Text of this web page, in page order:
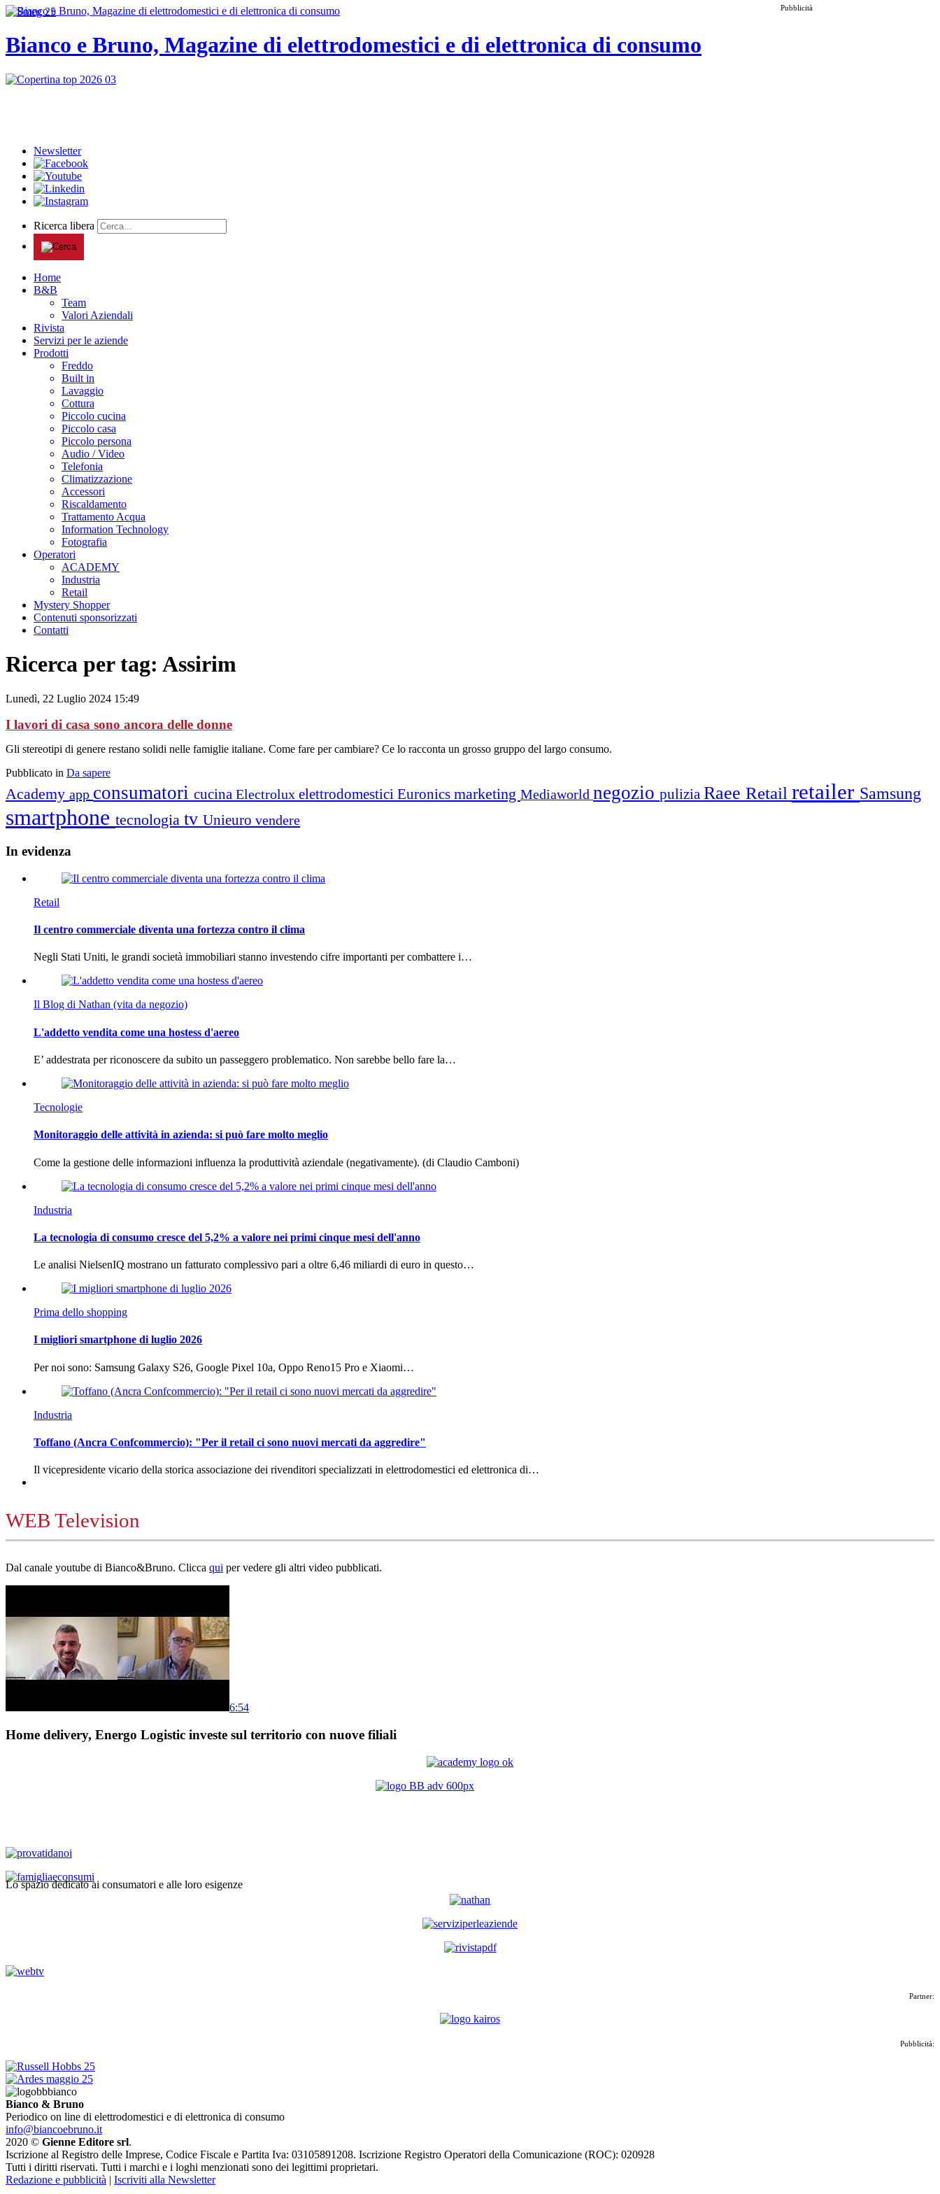
Pubblicità
Bianco e Bruno, Magazine di elettrodomestici e di elettronica di consumo
Newsletter
Ricerca libera
Home
B&B
Team
Valori Aziendali
Rivista
Servizi per le aziende
Prodotti
Freddo
Built in
Lavaggio
Cottura
Piccolo cucina
Piccolo casa
Piccolo persona
Audio / Video
Telefonia
Climatizzazione
Accessori
Riscaldamento
Trattamento Acqua
Information Technology
Fotografia
Operatori
ACADEMY
Industria
Retail
Mystery Shopper
Contenuti sponsorizzati
Contatti
Ricerca per tag: Assirim
Lunedì, 22 Luglio 2024 15:49
I lavori di casa sono ancora delle donne
Gli stereotipi di genere restano solidi nelle famiglie italiane. Come fare per cambiare? Ce lo racconta un grosso gruppo del largo consumo.
Pubblicato in Da sapere
Academy app consumatori cucina Electrolux elettrodomestici Euronics marketing Mediaworld negozio pulizia Raee Retail retailer Samsung
smartphone tecnologia tv Unieuro vendere
In evidenza
Retail
Il centro commerciale diventa una fortezza contro il clima
Negli Stati Uniti, le grandi società immobiliari stanno investendo cifre importanti per combattere i…
Il Blog di Nathan (vita da negozio)
L'addetto vendita come una hostess d'aereo
E’ addestrata per riconoscere da subito un passeggero problematico. Non sarebbe bello fare la…
Tecnologie
Monitoraggio delle attività in azienda: si può fare molto meglio
Come la gestione delle informazioni influenza la produttività aziendale (negativamente). (di Claudio Camboni)
Industria
La tecnologia di consumo cresce del 5,2% a valore nei primi cinque mesi dell'anno
Le analisi NielsenIQ mostrano un fatturato complessivo pari a oltre 6,46 miliardi di euro in questo…
Prima dello shopping
I migliori smartphone di luglio 2026
Per noi sono: Samsung Galaxy S26, Google Pixel 10a, Oppo Reno15 Pro e Xiaomi…
Industria
Toffano (Ancra Confcommercio): "Per il retail ci sono nuovi mercati da aggredire"
Il vicepresidente vicario della storica associazione dei rivenditori specializzati in elettrodomestici ed elettronica di…
WEB Television
Dal canale youtube di Bianco&Bruno. Clicca qui per vedere gli altri video pubblicati.
6:54
Home delivery, Energo Logistic investe sul territorio con nuove filiali
Lo spazio dedicato ai consumatori e alle loro esigenze
Partner:
Pubblicità:
Bianco & Bruno
Periodico on line di elettrodomestici e di elettronica di consumo
info@biancoebruno.it
2020 © Gienne Editore srl.
Iscrizione al Registro delle Imprese, Codice Fiscale e Partita Iva: 03105891208. Iscrizione Registro Operatori della Comunicazione (ROC): 020928
Tutti i diritti riservati. Tutti i marchi e i loghi menzionati sono dei legittimi proprietari.
Redazione e pubblicità | Iscriviti alla Newsletter